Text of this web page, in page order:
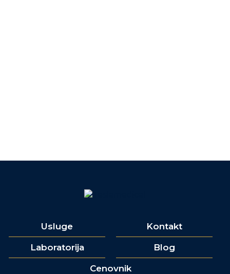
Usluge Kontakt
Laboratorija Blog
Cenovnik